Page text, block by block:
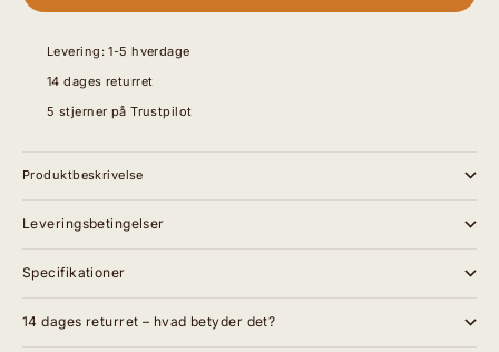
Levering: 1-5 hverdage
14 dages returret
5 stjerner på Trustpilot
Produktbeskrivelse
Leveringsbetingelser
Specifikationer
14 dages returret – hvad betyder det?